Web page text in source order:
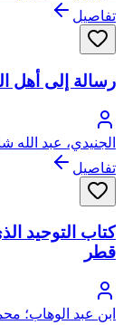
تفاصيل
رسالة إلى أهل
الجنيدي، عبد الله
تفاصيل
كتاب التوحيد
قطر
ابن عبد الوهاب؛